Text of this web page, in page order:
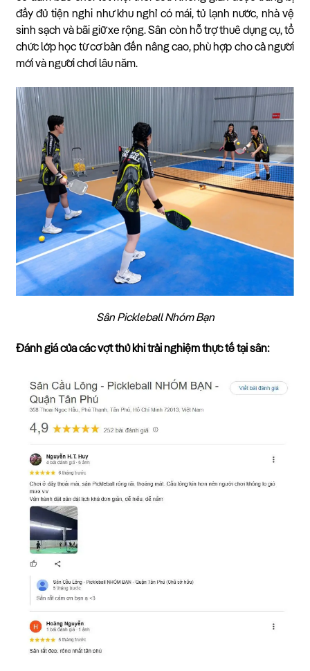
đầy đủ tiện nghi như khu nghỉ có mái, tủ lạnh nước, nhà vệ
sinh sạch và bãi giữ xe rộng. Sân còn hỗ trợ thuê dụng cụ, tổ
chức lớp học từ cơ bản đến nâng cao, phù hợp cho cả người
mới và người chơi lâu năm.
Sân Pickleball Nhóm Bạn
Đánh giá của các vợt thủ khi trải nghiệm thực tế tại sân: